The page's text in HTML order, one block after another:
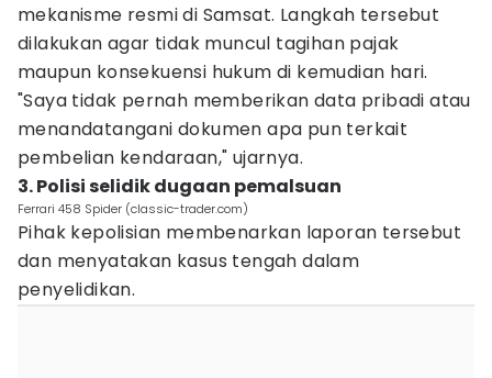
mekanisme resmi di Samsat. Langkah tersebut
dilakukan agar tidak muncul tagihan pajak
maupun konsekuensi hukum di kemudian hari.
"Saya tidak pernah memberikan data pribadi atau
menandatangani dokumen apa pun terkait
pembelian kendaraan," ujarnya.
3. Polisi selidik dugaan pemalsuan
Ferrari 458 Spider (classic-trader.com)
Pihak kepolisian membenarkan laporan tersebut
dan menyatakan kasus tengah dalam
penyelidikan.